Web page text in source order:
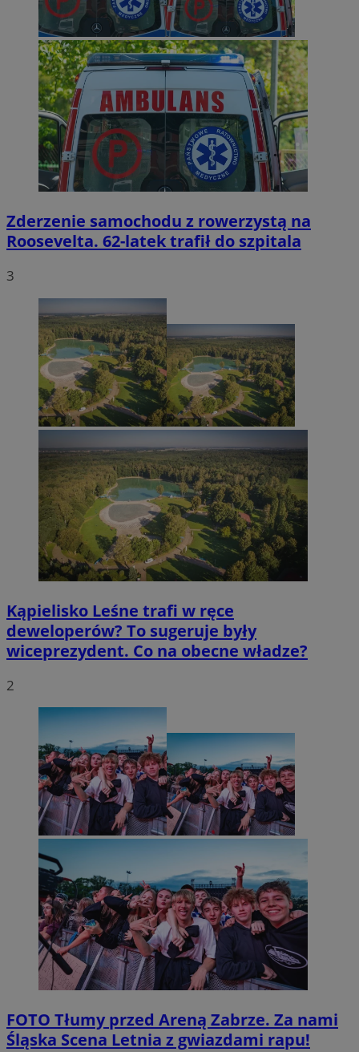
Zderzenie samochodu z rowerzystą na
Roosevelta. 62-latek trafił do szpitala
3
Kąpielisko Leśne trafi w ręce
deweloperów? To sugeruje były
wiceprezydent. Co na obecne władze?
2
FOTO Tłumy przed Areną Zabrze. Za nami
Śląska Scena Letnia z gwiazdami rapu!